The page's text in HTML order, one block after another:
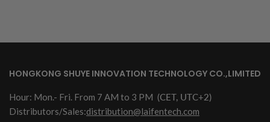
HONGKONG SHUYE INNOVATION TECHNOLOGY CO.,LIMITED
Hour: Mon.- Fri. From 7 AM to 3 PM (CET, UTC+2)
Distributors/Sales:distribution@laifentech.com